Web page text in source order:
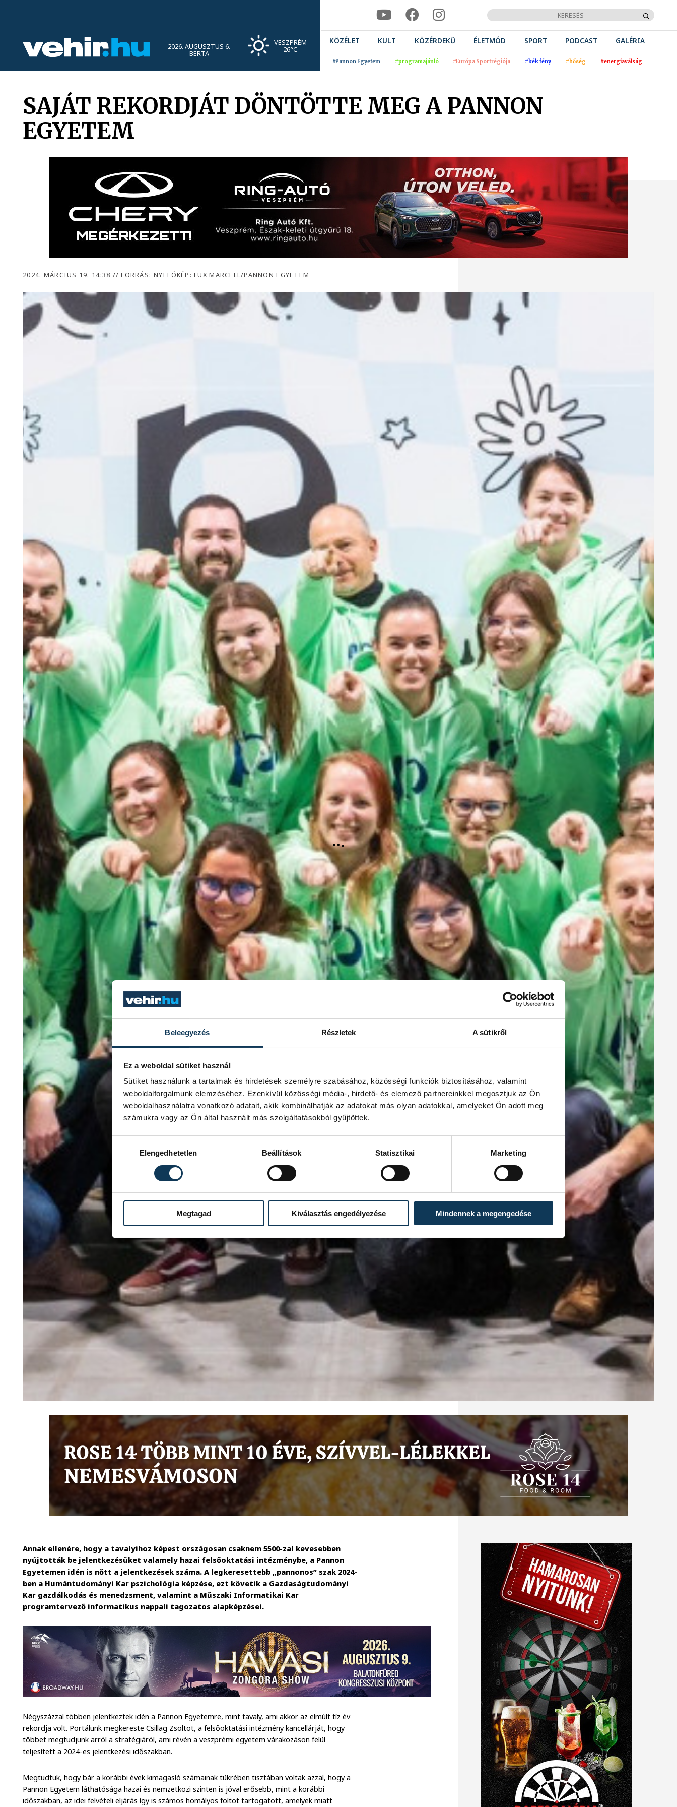
Beleegyezés Részletek A sütikről
Ez a weboldal sütiket használ
Sütiket használunk a tartalmak és hirdetések személyre szabásához, közösségi funkciók biztosításához, valamint
weboldalforgalmunk elemzéséhez. Ezenkívül közösségi média-, hirdető- és elemező partnereinkkel megosztjuk az Ön
weboldalhasználatra vonatkozó adatait, akik kombinálhatják az adatokat más olyan adatokkal, amelyeket Ön adott meg
számukra vagy az Ön által használt más szolgáltatásokból gyűjtöttek.
Elengedhetetlen
Beállítások Statisztikai Marketing
Megtagad Kiválasztás engedélyezése Mindennek a megengedése
2026. AUGUSZTUS 6.
BERTA
VESZPRÉM
26°C
KÖZÉLET KULT KÖZÉRDEKŰ ÉLETMÓD SPORT PODCAST GALÉRIA
#Pannon Egyetem #programajánló #Európa Sportrégiója #kék fény #hőség #energiaválság
SAJÁT REKORDJÁT DÖNTÖTTE MEG A PANNON
EGYETEM
2024. MÁRCIUS 19. 14:38 // FORRÁS: NYITÓKÉP: FUX MARCELL/PANNON EGYETEM
Annak ellenére, hogy a tavalyihoz képest országosan csaknem 5500-zal kevesebben
nyújtották be jelentkezésüket valamely hazai felsőoktatási intézménybe, a Pannon
Egyetemen idén is nőtt a jelentkezések száma. A legkeresettebb „pannonos” szak 2024-
ben a Humántudományi Kar pszichológia képzése, ezt követik a Gazdaságtudományi
Kar gazdálkodás és menedzsment, valamint a Műszaki Informatikai Kar
programtervező informatikus nappali tagozatos alapképzései.
Négyszázzal többen jelentkeztek idén a Pannon Egyetemre, mint tavaly, ami akkor az elmúlt tíz év
rekordja volt. Portálunk megkereste Csillag Zsoltot, a felsőoktatási intézmény kancellárját, hogy
többet megtudjunk arról a stratégiáról, ami révén a veszprémi egyetem várakozáson felül
teljesített a 2024-es jelentkezési időszakban.
Megtudtuk, hogy bár a korábbi évek kimagasló számainak tükrében tisztában voltak azzal, hogy a
Pannon Egyetem láthatósága hazai és nemzetközi szinten is jóval erősebb, mint a korábbi
időszakban, az idei felvételi eljárás így is számos homályos foltot tartogatott, amelyek miatt